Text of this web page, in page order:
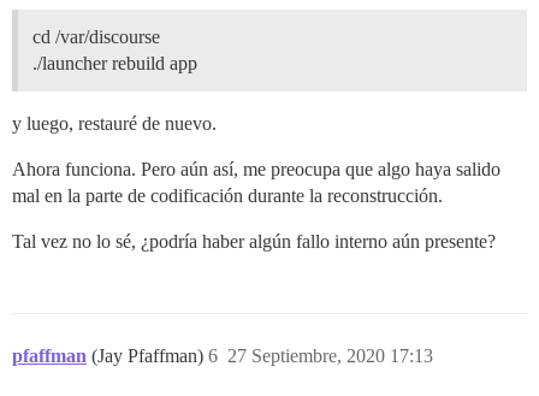
cd /var/discourse
./launcher rebuild app
y luego, restauré de nuevo.
Ahora funciona. Pero aún así, me preocupa que algo haya salido
mal en la parte de codificación durante la reconstrucción.
Tal vez no lo sé, ¿podría haber algún fallo interno aún presente?
pfaffman (Jay Pfaffman) 27 Septiembre, 2020 17:13
6